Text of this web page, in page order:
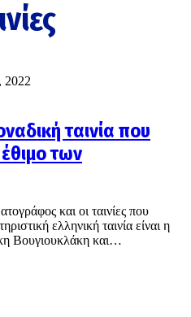
2022
ταινία που
των
και οι ταινίες που
ελληνική ταινία είναι η
Βουγιουκλάκη και…